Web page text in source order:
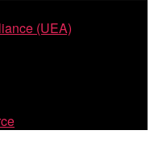
(UEA)